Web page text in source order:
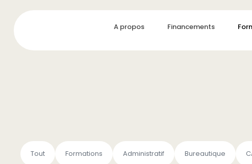
A propos Financements
Formations Administratif Bureautique
Tout